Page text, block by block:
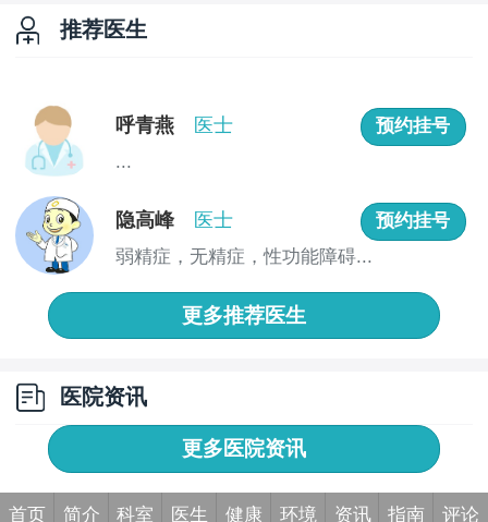
推荐医生
呼青燕 医士
预约挂号
...
隐高峰 医士
预约挂号
弱精症，无精症，性功能障碍...
更多推荐医生
医院资讯
更多医院资讯
首页 简介 科室 医生 健康 环境 资讯 指南 评论